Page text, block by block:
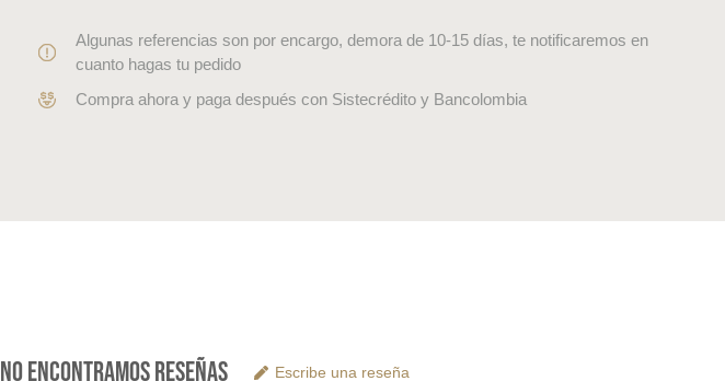
Algunas referencias son por encargo, demora de 10-15 días, te notificaremos en
cuanto hagas tu pedido
Compra ahora y paga después con Sistecrédito y Bancolombia
No encontramos reseñas Escribe una reseña